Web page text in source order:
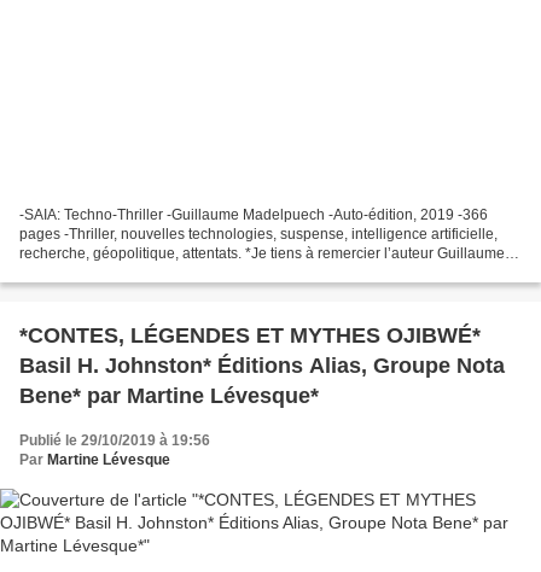
-SAIA: Techno-Thriller -Guillaume Madelpuech -Auto-édition, 2019 -366
pages -Thriller, nouvelles technologies, suspense, intelligence artificielle,
recherche, géopolitique, attentats. *Je tiens à remercier l’auteur Guillaume
*CONTES, LÉGENDES ET MYTHES OJIBWÉ*
Basil H. Johnston* Éditions Alias, Groupe Nota
Bene* par Martine Lévesque*
Publié le 29/10/2019 à 19:56
Par Martine Lévesque